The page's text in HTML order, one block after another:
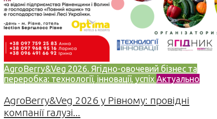
AgroBerry&Veg 2026. Ягідно-овочевий бізнес та
переробка: технології, інновації, успіх Актуально
AgroBerry&Veg 2026 у Рівному: провідні
компанії галузі...